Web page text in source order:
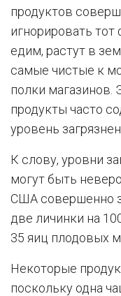
продуктов
игнорировать
едим, растут в
самые чистые к
полки магазинов.
продукты часто
уровень
К слову, уровни
могут быть
США совершенно
две личинки на
35 яиц плодовых
Некоторые
поскольку одна